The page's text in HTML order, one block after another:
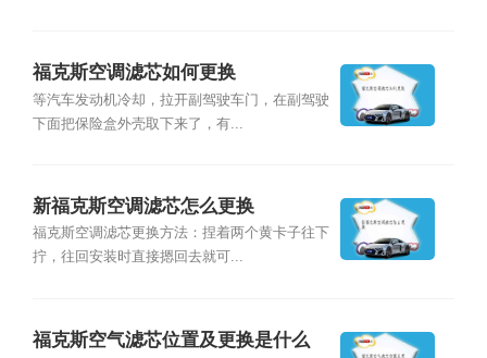
福克斯空调滤芯如何更换
等汽车发动机冷却，拉开副驾驶车门，在副驾驶
下面把保险盒外壳取下来了，有...
新福克斯空调滤芯怎么更换
福克斯空调滤芯更换方法：捏着两个黄卡子往下
拧，往回安装时直接摁回去就可...
福克斯空气滤芯位置及更换是什么